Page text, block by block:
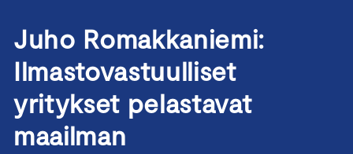
Juho Romakkaniemi:
Ilmastovastuulliset
yritykset pelastavat
maailman